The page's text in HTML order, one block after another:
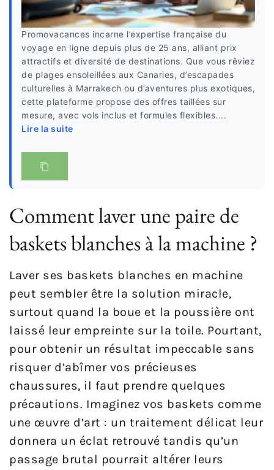
Promovacances incarne l’expertise française du
voyage en ligne depuis plus de 25 ans, alliant prix
attractifs et diversité de destinations. Que vous rêviez
de plages ensoleillées aux Canaries, d’escapades
culturelles à Marrakech ou d’aventures plus exotiques,
cette plateforme propose des offres taillées sur
mesure, avec vols inclus et formules flexibles....
Lire la suite
Comment laver une paire de
baskets blanches à la machine ?
Laver ses baskets blanches en machine
peut sembler être la solution miracle,
surtout quand la boue et la poussière ont
laissé leur empreinte sur la toile. Pourtant,
pour obtenir un résultat impeccable sans
risquer d’abîmer vos précieuses
chaussures, il faut prendre quelques
précautions. Imaginez vos baskets comme
une œuvre d’art : un traitement délicat leur
donnera un éclat retrouvé tandis qu’un
passage brutal pourrait altérer leurs